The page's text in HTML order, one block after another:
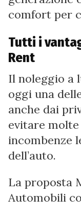
comfort per
Tutti i
Rent
Il noleggio a
oggi una
anche dai
evitare molte
incombenze
dell’auto.
La proposta
Automobili